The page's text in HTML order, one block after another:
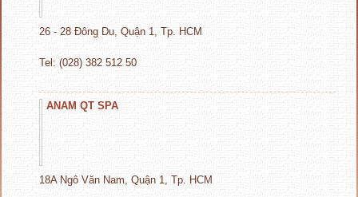
26 - 28 Đông Du, Quận 1, Tp. HCM
Tel: (028) 382 512 50
ANAM QT SPA
18A Ngô Văn Nam, Quận 1, Tp. HCM